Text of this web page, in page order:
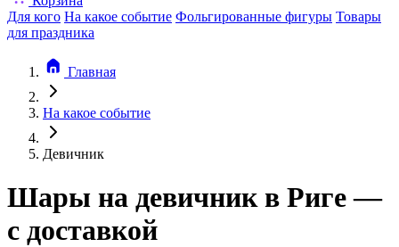
Для кого На какое событие Фольгированные фигуры Товары
для праздника
Главная
На какое событие
Девичник
Шары на девичник в Риге —
с доставкой